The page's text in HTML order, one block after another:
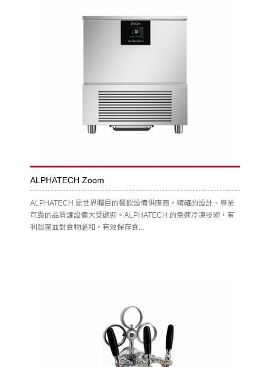
ALPHATECH Zoom
ALPHATECH 是世界矚目的餐飲設備供應商，精確的設計、專業
可靠的品質讓設備大受歡迎。ALPHATECH 的急速冷凍技術，有
利殺菌並對食物溫和，有效保存食...